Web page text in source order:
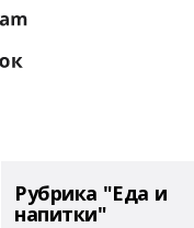
Рубрика "Еда и
напитки"